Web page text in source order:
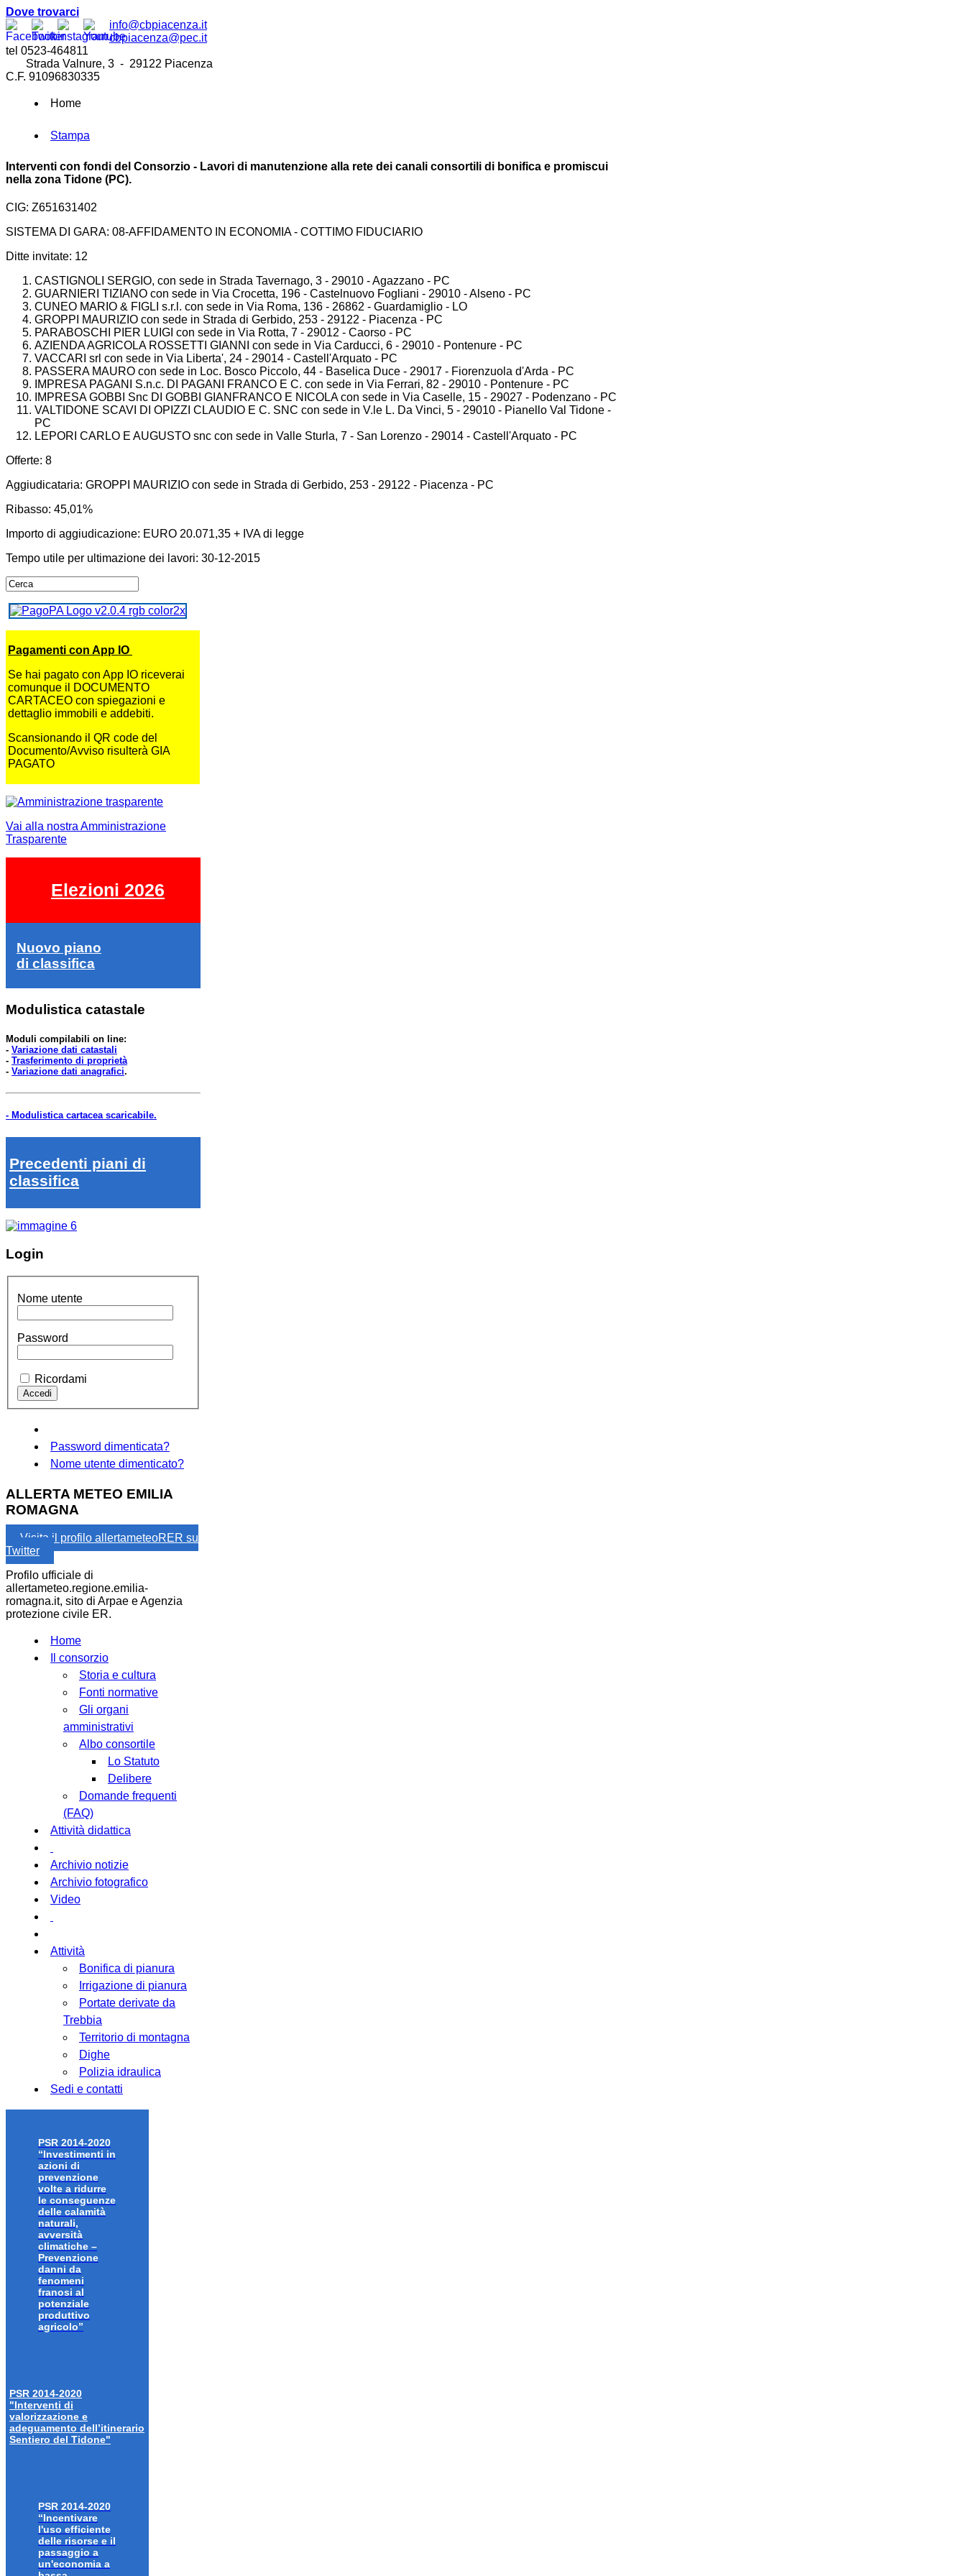
Dove trovarci
info@cbpiacenza.it
cbpiacenza@pec.it
tel 0523-464811
Strada Valnure, 3 - 29122 Piacenza
C.F. 91096830335
Home
Stampa
Interventi con fondi del Consorzio - Lavori di manutenzione alla rete dei canali consortili di bonifica e promiscui
nella zona Tidone (PC).
CIG: Z651631402
SISTEMA DI GARA: 08-AFFIDAMENTO IN ECONOMIA - COTTIMO FIDUCIARIO
Ditte invitate: 12
CASTIGNOLI SERGIO, con sede in Strada Tavernago, 3 - 29010 - Agazzano - PC
GUARNIERI TIZIANO con sede in Via Crocetta, 196 - Castelnuovo Fogliani - 29010 - Alseno - PC
CUNEO MARIO & FIGLI s.r.l. con sede in Via Roma, 136 - 26862 - Guardamiglio - LO
GROPPI MAURIZIO con sede in Strada di Gerbido, 253 - 29122 - Piacenza - PC
PARABOSCHI PIER LUIGI con sede in Via Rotta, 7 - 29012 - Caorso - PC
AZIENDA AGRICOLA ROSSETTI GIANNI con sede in Via Carducci, 6 - 29010 - Pontenure - PC
VACCARI srl con sede in Via Liberta', 24 - 29014 - Castell'Arquato - PC
PASSERA MAURO con sede in Loc. Bosco Piccolo, 44 - Baselica Duce - 29017 - Fiorenzuola d'Arda - PC
IMPRESA PAGANI S.n.c. DI PAGANI FRANCO E C. con sede in Via Ferrari, 82 - 29010 - Pontenure - PC
IMPRESA GOBBI Snc DI GOBBI GIANFRANCO E NICOLA con sede in Via Caselle, 15 - 29027 - Podenzano - PC
VALTIDONE SCAVI DI OPIZZI CLAUDIO E C. SNC con sede in V.le L. Da Vinci, 5 - 29010 - Pianello Val Tidone -
PC
LEPORI CARLO E AUGUSTO snc con sede in Valle Sturla, 7 - San Lorenzo - 29014 - Castell'Arquato - PC
Offerte: 8
Aggiudicataria: GROPPI MAURIZIO con sede in Strada di Gerbido, 253 - 29122 - Piacenza - PC
Ribasso: 45,01%
Importo di aggiudicazione: EURO 20.071,35 + IVA di legge
Tempo utile per ultimazione dei lavori: 30-12-2015
Pagamenti con App IO
Se hai pagato con App IO riceverai
comunque il DOCUMENTO
CARTACEO con spiegazioni e
dettaglio immobili e addebiti.
Scansionando il QR code del
Documento/Avviso risulterà GIA
PAGATO
Vai alla nostra Amministrazione
Trasparente
Elezioni 2026
Nuovo piano
di classifica
Modulistica catastale
Moduli compilabili on line:
- Variazione dati catastali
- Trasferimento di proprietà
- Variazione dati anagrafici.
- Modulistica cartacea scaricabile.
Precedenti piani di
classifica
Login
Nome utente
Password
Ricordami
Password dimenticata?
Nome utente dimenticato?
ALLERTA METEO EMILIA
ROMAGNA
Visita il profilo allertameteoRER su
Twitter
Profilo ufficiale di
allertameteo.regione.emilia-
romagna.it, sito di Arpae e Agenzia
protezione civile ER.
Home
Il consorzio
Storia e cultura
Fonti normative
Gli organi
amministrativi
Albo consortile
Lo Statuto
Delibere
Domande frequenti
(FAQ)
Attività didattica
Archivio notizie
Archivio fotografico
Video
Attività
Bonifica di pianura
Irrigazione di pianura
Portate derivate da
Trebbia
Territorio di montagna
Dighe
Polizia idraulica
Sedi e contatti
PSR 2014-2020
“Investimenti in
azioni di
prevenzione
volte a ridurre
le conseguenze
delle calamità
naturali,
avversità
climatiche –
Prevenzione
danni da
fenomeni
franosi al
potenziale
produttivo
agricolo”
PSR 2014-2020
"Interventi di
valorizzazione e
adeguamento dell’itinerario
Sentiero del Tidone"
PSR 2014-2020
“Incentivare
l'uso efficiente
delle risorse e il
passaggio a
un'economia a